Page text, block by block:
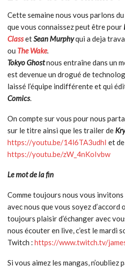
Cette semaine nous vous parlons
que vous connaissez peut être pour
ClassetSean Murphyqui a deja
ou The Wake.
Tokyo Ghostnous entraîne dans un
est devenue un drogué de
laissé l’équipe indifférente et qui
Comics.
On compte sur vous pour nous
sur le titre ainsi que les trailer de
https://youtu.be/14l6TA3udhI et de
https://youtu.be/zW_4nKoIvbw
Le mot de la fin
Comme toujours nous vous
avec nous que vous soyez d’accord
toujours plaisir d’échanger avec
nous écouter en live, c’est le mardi
Twitch : https://www.twitch.tv/
Si vous aimez les mangas, n’oubliez